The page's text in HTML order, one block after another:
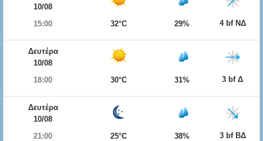
10/08
15:00
32°C 29% 4 bf ΝΔ
Δευτέρα
10/08
18:00
30°C 31% 3 bf Δ
Δευτέρα
10/08
21:00
25°C 38% 3 bf ΒΔ